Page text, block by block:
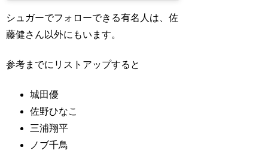
シュガーでフォローできる有名人は、佐
藤健さん以外にもいます。
参考までにリストアップすると
城田優
佐野ひなこ
三浦翔平
ノブ千鳥